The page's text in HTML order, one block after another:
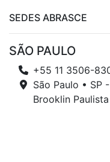
SEDES ABRASCE
SÃO PAULO
+55 11 3506-
São Paulo • SP
Brooklin